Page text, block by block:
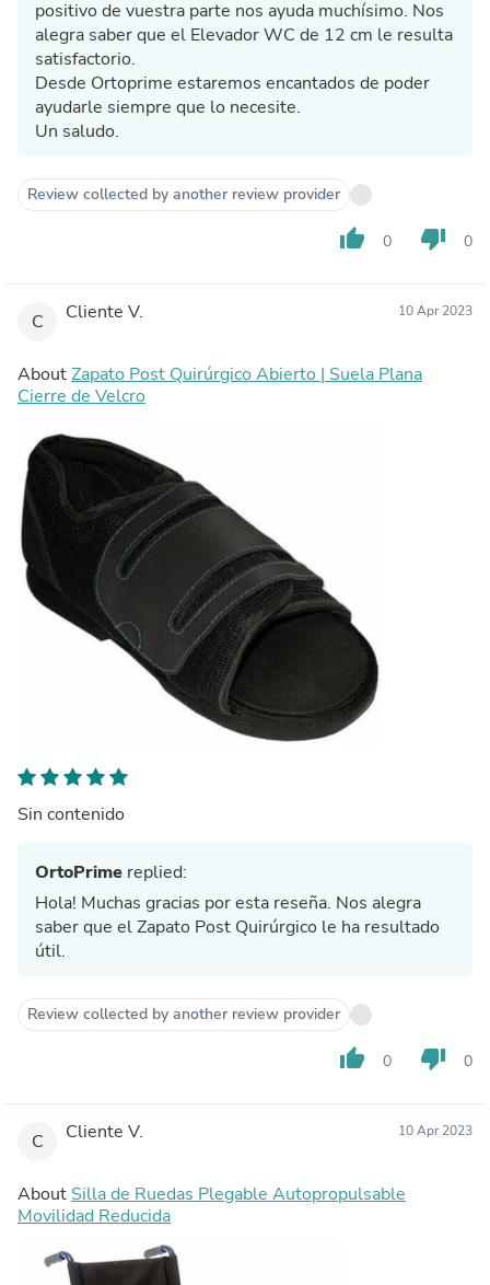
positivo de vuestra parte nos ayuda muchísimo. Nos
alegra saber que el Elevador WC de 12 cm le resulta
satisfactorio.
Desde Ortoprime estaremos encantados de poder
ayudarle siempre que lo necesite.
Un saludo.
Review collected by another review provider
thumb_up 0 thumb_down 0
C Cliente V. 10 Apr 2023
AboutZapato Post Quirúrgico Abierto | Suela Plana
Cierre de Velcro
Sin contenido
OrtoPrime replied:
Hola! Muchas gracias por esta reseña. Nos alegra
saber que el Zapato Post Quirúrgico le ha resultado
útil.
Review collected by another review provider
thumb_up 0 thumb_down 0
C Cliente V. 10 Apr 2023
About Silla de Ruedas Plegable Autopropulsable
Movilidad Reducida